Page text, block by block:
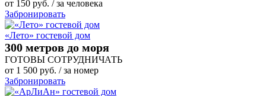
от 150 руб. / за человека
Забронировать
«Лето» гостевой дом
300 метров до моря
ГОТОВЫ СОТРУДНИЧАТЬ
от 1 500 руб. / за номер
Забронировать